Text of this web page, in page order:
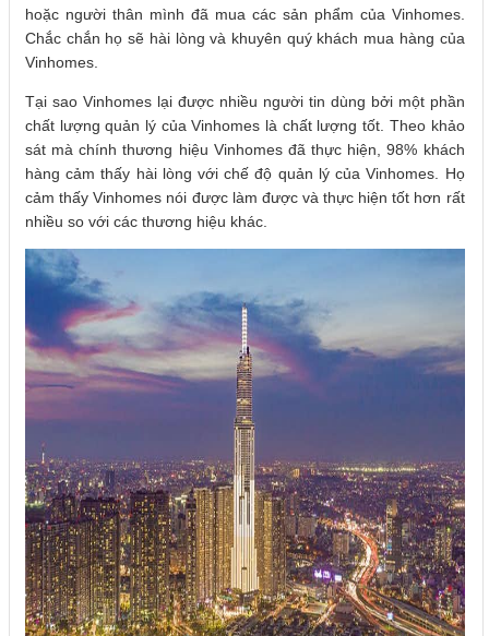
hoặc người thân mình đã mua các sản phẩm của Vinhomes.
Chắc chắn họ sẽ hài lòng và khuyên quý khách mua hàng của
Vinhomes.
Tại sao Vinhomes lại được nhiều người tin dùng bởi một phần
chất lượng quản lý của Vinhomes là chất lượng tốt. Theo khảo
sát mà chính thương hiệu Vinhomes đã thực hiện, 98% khách
hàng cảm thấy hài lòng với chế độ quản lý của Vinhomes. Họ
cảm thấy Vinhomes nói được làm được và thực hiện tốt hơn rất
nhiều so với các thương hiệu khác.